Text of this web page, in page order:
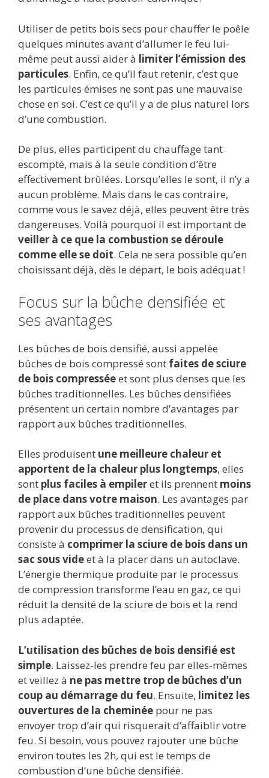
Utiliser de petits bois secs pour chauffer le poêle
quelques minutes avant d’allumer le feu lui-
même peut aussi aider à limiter l’émission des
particules. Enfin, ce qu’il faut retenir, c’est que
les particules émises ne sont pas une mauvaise
chose en soi. C’est ce qu’il y a de plus naturel lors
d’une combustion.
De plus, elles participent du chauffage tant
escompté, mais à la seule condition d’être
effectivement brûlées. Lorsqu’elles le sont, il n’y a
aucun problème. Mais dans le cas contraire,
comme vous le savez déjà, elles peuvent être très
dangereuses. Voilà pourquoi il est important de
veiller à ce que la combustion se déroule
comme elle se doit. Cela ne sera possible qu’en
choisissant déjà, dès le départ, le bois adéquat !
Focus sur la bûche densifiée et
ses avantages
Les bûches de bois densifié, aussi appelée
bûches de bois compressé sont faites de sciure
de bois compresséeet sont plus denses que les
bûches traditionnelles. Les bûches densifiées
présentent un certain nombre d’avantages par
rapport aux bûches traditionnelles.
Elles produisent une meilleure chaleur et
apportent de la chaleur plus longtemps, elles
sont plus faciles à empileret ils prennent moins
de place dans votre maison. Les avantages par
rapport aux bûches traditionnelles peuvent
provenir du processus de densification, qui
consiste à comprimer la sciure de bois dans un
sac sous videet à la placer dans un autoclave.
L’énergie thermique produite par le processus
de compression transforme l’eau en gaz, ce qui
réduit la densité de la sciure de bois et la rend
plus adaptée.
L’utilisation des bûches de bois densifié est
simple. Laissez-les prendre feu par elles-mêmes
et veillez à ne pas mettre trop de bûches d’un
coup au démarrage du feu. Ensuite, limitez les
ouvertures de la cheminée pour ne pas
envoyer trop d’air qui risquerait d’affaiblir votre
feu. Si besoin, vous pouvez rajouter une bûche
environ toutes les 2h, qui est le temps de
combustion d’une bûche densifiée.